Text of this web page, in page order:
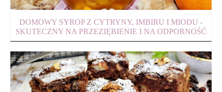
DOMOWY SYROP Z CYTRYNY, IMBIRU I MIODU -
SKUTECZNY NA PRZEZIĘBIENIE I NA ODPORNOŚĆ